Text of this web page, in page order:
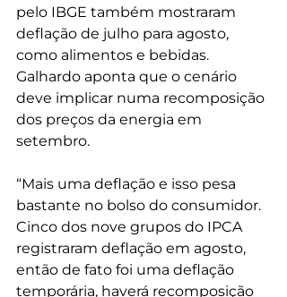
pelo IBGE também mostraram
deflação de julho para agosto,
como alimentos e bebidas.
Galhardo aponta que o cenário
deve implicar numa recomposição
dos preços da energia em
setembro.
“Mais uma deflação e isso pesa
bastante no bolso do consumidor.
Cinco dos nove grupos do IPCA
registraram deflação em agosto,
então de fato foi uma deflação
temporária, haverá recomposição